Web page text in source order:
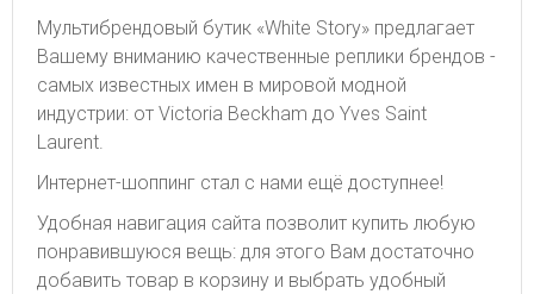
Мультибрендовый бутик «White Story» предлагает
Вашему вниманию качественные реплики брендов -
самых известных имен в мировой модной
индустрии: от Victoria Beckham до Yves Saint
Laurent.
Интернет-шоппинг стал с нами ещё доступнее!
Удобная навигация сайта позволит купить любую
понравившуюся вещь: для этого Вам достаточно
добавить товар в корзину и выбрать удобный